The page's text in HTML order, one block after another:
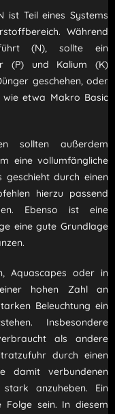
ist Teil eines Systems
Während
(N), sollte ein
(P) und Kalium (K)
geschehen, oder
wie etwa Makro Basic
sollten außerdem
eine vollumfängliche
geschieht durch einen
hierzu passend
Ebenso ist eine
eine gute Grundlage
Aquascapes oder in
hohen Zahl an
Beleuchtung ein
Insbesondere
als andere
durch einen
damit verbundenen
anzuheben. Ein
Folge sein. In diesem